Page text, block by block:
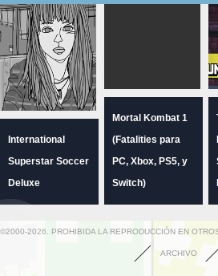
International
Superstar Soccer
Deluxe
Mortal Kombat 1
(Fatalities para
PC, Xbox, PS5, y
Switch)
©2000-2026. PROHIBIDA LA REPRODUCCIÓN EN
ARCHIVO